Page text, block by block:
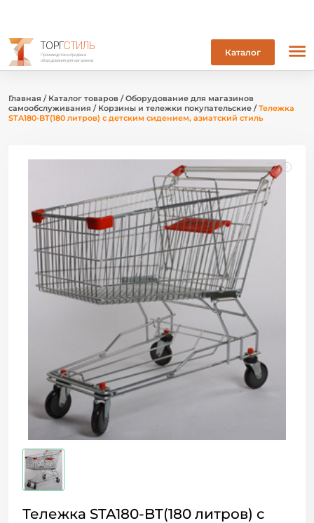
ТОРГСТИЛЬ
Производство и продажа
оборудования для магазинов
Каталог
Главная / Каталог товаров /Оборудование для магазинов
самообслуживания / Корзины и тележки покупательские /Тележка
STA180-BT(180 литров) с детским сидением, азиатский стиль
Тележка STA180-BT(180 литров) с